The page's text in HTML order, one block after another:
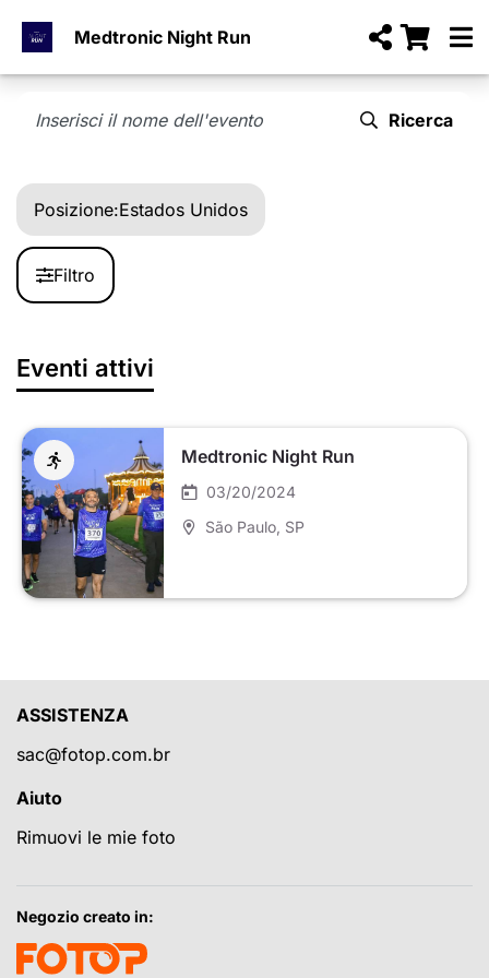
Medtronic Night Run
Ricerca
Posizione:Estados Unidos
Filtro
Eventi attivi
Medtronic Night Run
03/20/2024
São Paulo , SP
ASSISTENZA
sac@fotop.com.br
Aiuto
Rimuovi le mie foto
Negozio creato in: